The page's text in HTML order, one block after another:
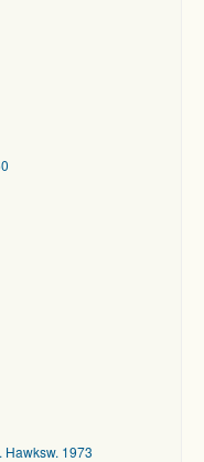
1973